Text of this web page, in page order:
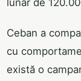
lunar de
Ceban a
cu
există o